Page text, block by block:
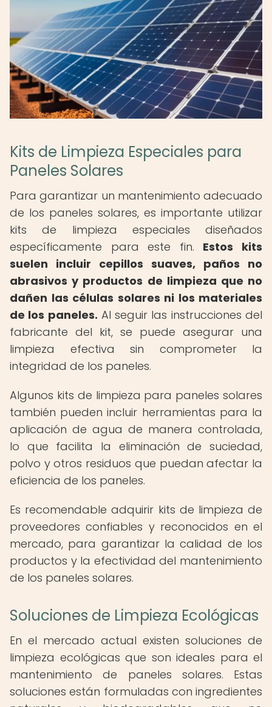
Kits de Limpieza Especiales para
Paneles Solares
Para garantizar un mantenimiento adecuado
de los paneles solares, es importante utilizar
kits de limpieza especiales diseñados
específicamente para este fin. Estos kits
suelen incluir cepillos suaves, paños no
abrasivos y productos de limpieza que no
dañen las células solares ni los materiales
de los paneles. Al seguir las instrucciones del
fabricante del kit, se puede asegurar una
limpieza efectiva sin comprometer la
integridad de los paneles.
Algunos kits de limpieza para paneles solares
también pueden incluir herramientas para la
aplicación de agua de manera controlada,
lo que facilita la eliminación de suciedad,
polvo y otros residuos que puedan afectar la
eficiencia de los paneles.
Es recomendable adquirir kits de limpieza de
proveedores confiables y reconocidos en el
mercado, para garantizar la calidad de los
productos y la efectividad del mantenimiento
de los paneles solares.
Soluciones de Limpieza Ecológicas
En el mercado actual existen soluciones de
limpieza ecológicas que son ideales para el
mantenimiento de paneles solares. Estas
soluciones están formuladas con ingredientes